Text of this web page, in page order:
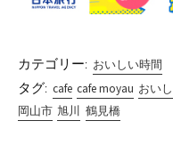
カテゴリー: おいしい時間
タグ: cafe cafe moyau おい
岡山市 旭川 鶴見橋